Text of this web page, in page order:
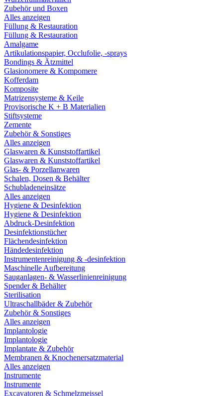
Zubehör und Boxen
Alles anzeigen
Füllung & Restauration
Füllung & Restauration
Amalgame
Artikulationspapier, Occlufolie, -sprays
Bondings & Ätzmittel
Glasionomere & Kompomere
Kofferdam
Komposite
Matrizensysteme & Keile
Provisorische K + B Materialien
Stiftsysteme
Zemente
Zubehör & Sonstiges
Alles anzeigen
Glaswaren & Kunststoffartikel
Glaswaren & Kunststoffartikel
Glas- & Porzellanwaren
Schalen, Dosen & Behälter
Schubladeneinsätze
Alles anzeigen
Hygiene & Desinfektion
Hygiene & Desinfektion
Abdruck-Desinfektion
Desinfektionstücher
Flächendesinfektion
Händedesinfektion
Instrumentenreinigung & -desinfektion
Maschinelle Aufbereitung
Sauganlagen- & Wasserlinienreinigung
Spender & Behälter
Sterilisation
Ultraschallbäder & Zubehör
Zubehör & Sonstiges
Alles anzeigen
Implantologie
Implantologie
Implantate & Zubehör
Membranen & Knochenersatzmaterial
Alles anzeigen
Instrumente
Instrumente
Excavatoren & Schmelzmeissel